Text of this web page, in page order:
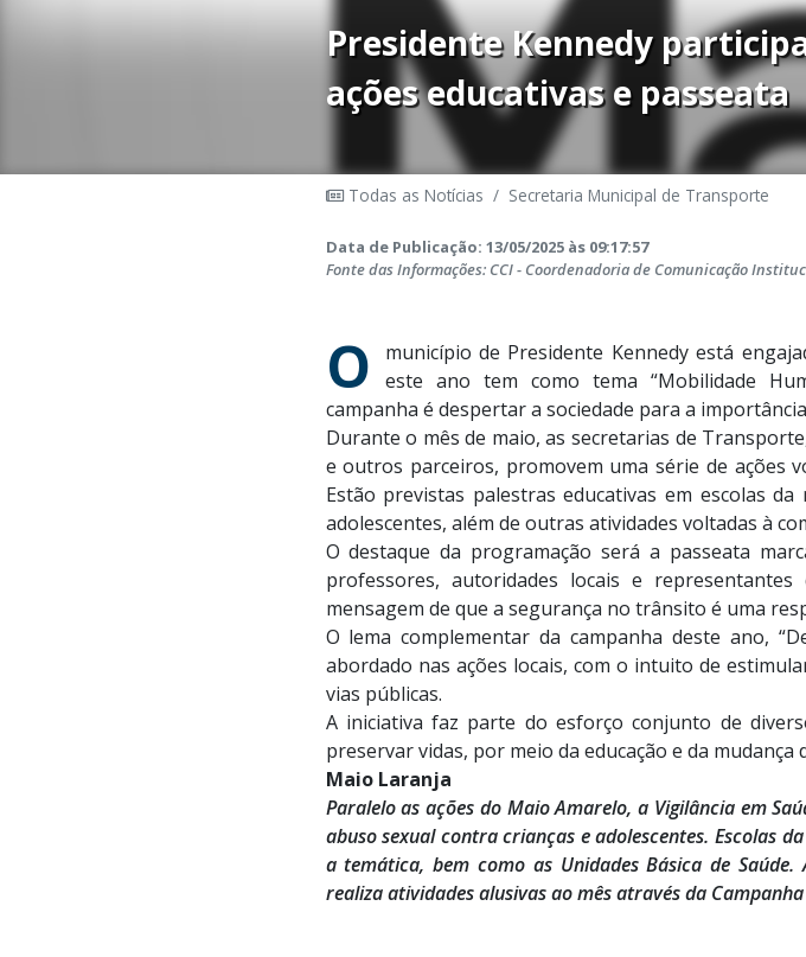
Presidente Kennedy
ações educativas e passeata
Todas as Notícias / Secretaria Municipal de Transporte
Data de Publicação: 13/05/2025 às 09:17:57
Fonte das Informações: CCI - Coordenadoria de Comunicação
O
município de Presidente Kennedy está
este ano tem como tema “Mobilidade
campanha é despertar a sociedade para a
Durante o mês de maio, as secretarias de
e outros parceiros, promovem uma série de ações
Estão previstas palestras educativas em escolas
adolescentes, além de outras atividades voltadas à
O destaque da programação será a passeata
professores, autoridades locais e
mensagem de que a segurança no trânsito é uma
O lema complementar da campanha deste ano,
abordado nas ações locais, com o intuito de
vias públicas.
A iniciativa faz parte do esforço conjunto de
preservar vidas, por meio da educação e da mudança
Maio Laranja
Paralelo as ações do Maio Amarelo, a Vigilância em
abuso sexual contra crianças e adolescentes. Escolas
a temática, bem como as Unidades Básica de
realiza atividades alusivas ao mês através da